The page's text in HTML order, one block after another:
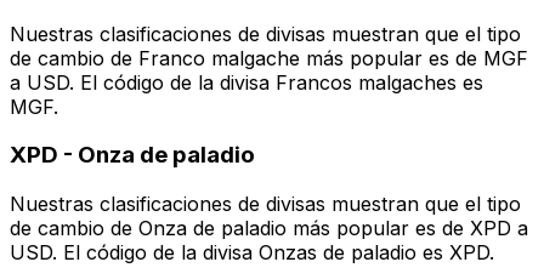
Nuestras clasificaciones de divisas muestran que el tipo
de cambio de Franco malgache más popular es de MGF
a USD. El código de la divisa Francos malgaches es
MGF.
XPD - Onza de paladio
Nuestras clasificaciones de divisas muestran que el tipo
de cambio de Onza de paladio más popular es de XPD a
USD. El código de la divisa Onzas de paladio es XPD.